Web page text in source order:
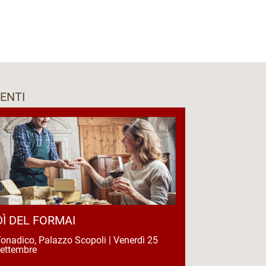
DEL FORMAI
Palazzo Scopoli | Venerdì 25